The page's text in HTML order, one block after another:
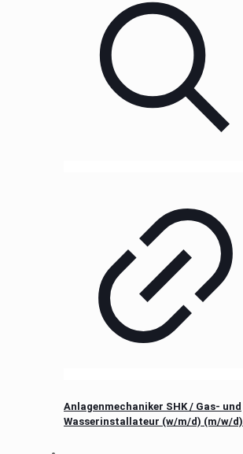
Anlagenmechaniker SHK / Gas- und
Wasserinstallateur (w/m/d) (m/w/d)